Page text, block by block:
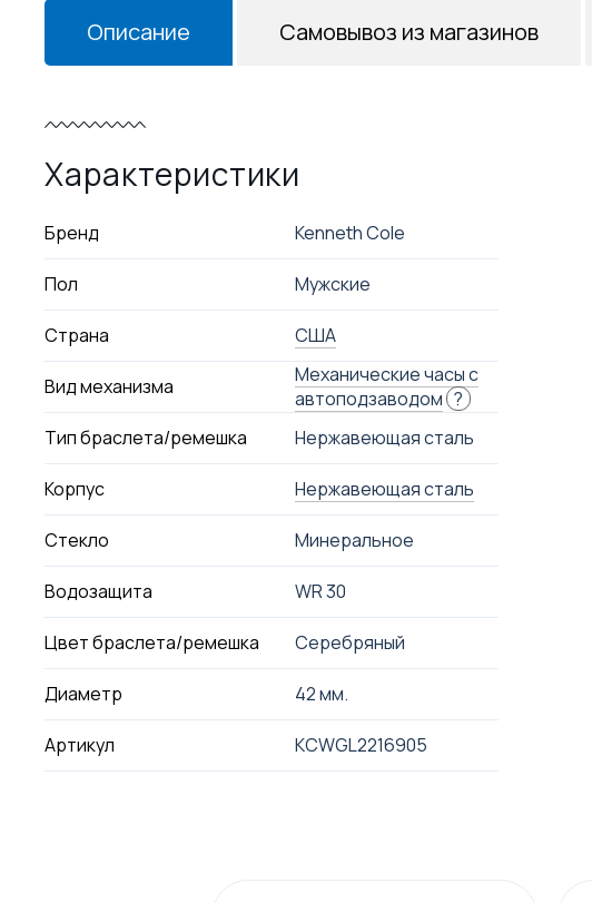
Описание
Характеристики
Бренд Kenneth Cole
Пол Мужские
Страна США
Вид механизма
Механические часы с
автоподзаводом ?
Тип браслета/ремешка
Нержавеющая сталь
Корпус Нержавеющая сталь
Стекло Минеральное
Водозащита WR 30
Цвет браслета/ремешка Серебряный
Диаметр 42 мм.
Артикул KCWGL2216905
Самовывоз из магазинов